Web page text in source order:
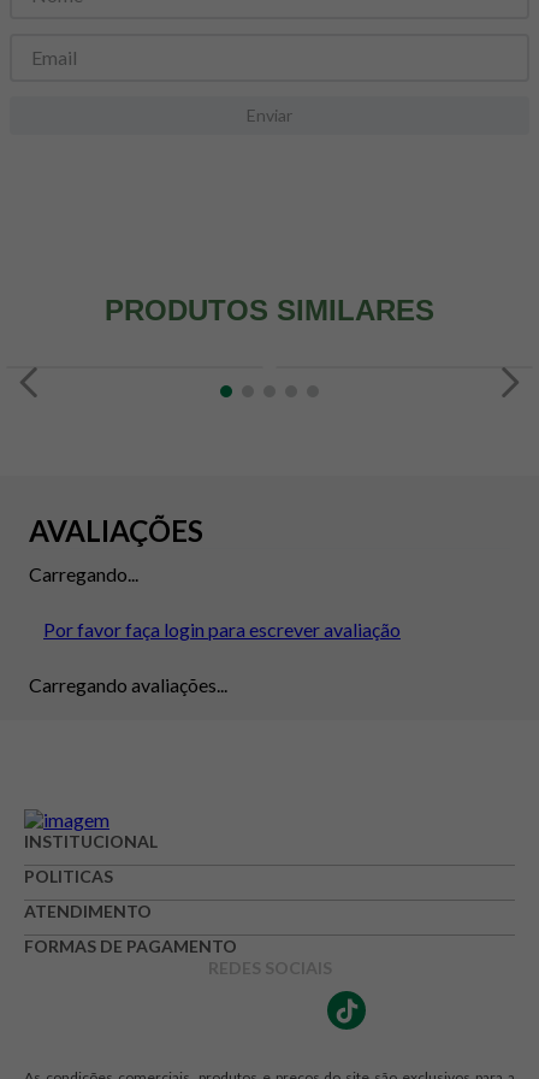
Enviar
PRODUTOS SIMILARES
AVALIAÇÕES
Carregando...
Por favor faça login para escrever avaliação
Carregando avaliações...
INSTITUCIONAL
POLITICAS
ATENDIMENTO
FORMAS DE PAGAMENTO
REDES SOCIAIS
8º maca peruana
9 psyllium